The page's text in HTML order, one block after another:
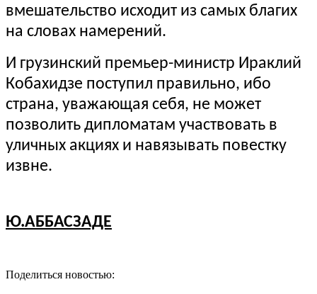
вмешательство исходит из самых благих
на словах намерений.
И грузинский премьер-министр Ираклий
Кобахидзе поступил правильно, ибо
страна, уважающая себя, не может
позволить дипломатам участвовать в
уличных акциях и навязывать повестку
извне.
Ю.АББАСЗАДЕ
Поделиться новостью: